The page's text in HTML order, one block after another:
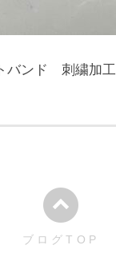
バンド 刺繍加工
ブログTOP